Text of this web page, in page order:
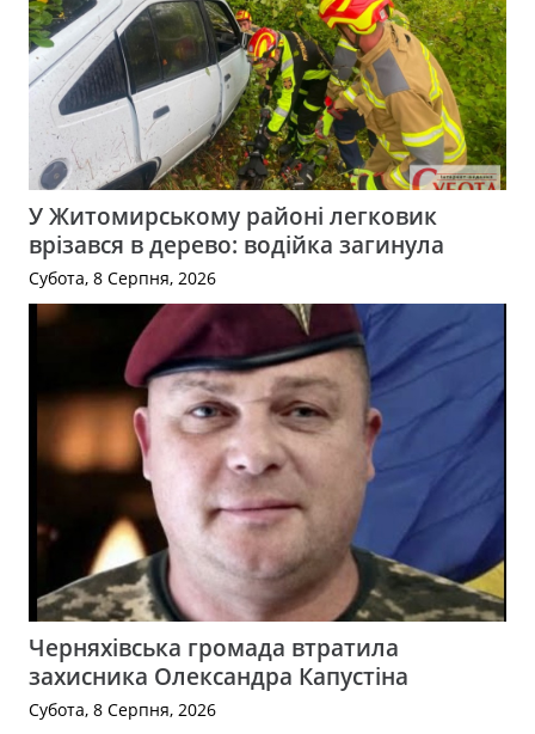
У Житомирському районі легковик
врізався в дерево: водійка загинула
Субота, 8 Серпня, 2026
Черняхівська громада втратила
захисника Олександра Капустіна
Субота, 8 Серпня, 2026